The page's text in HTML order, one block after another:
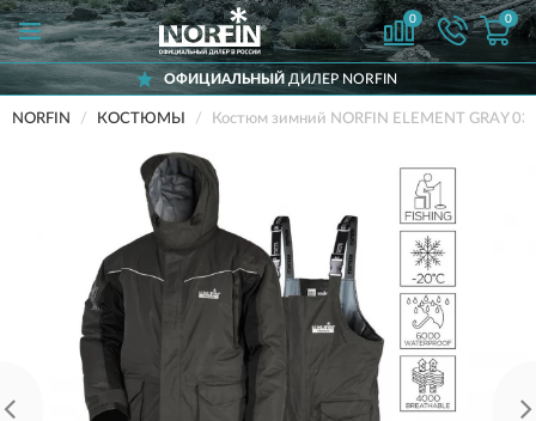
0 0
ОФИЦИАЛЬНЫЙДИЛЕР NORFIN
NORFIN КОСТЮМЫ Костюм зимний NORFIN ELEMENT GRAY 03